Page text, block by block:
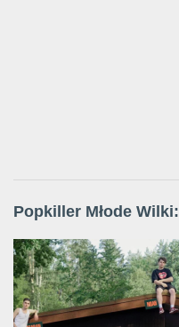
Popkiller Młode Wilki: